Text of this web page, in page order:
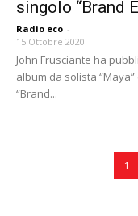
singolo “Brand
Radio eco -
15 Ottobre 2020
John Frusciante ha
album da solista
“Brand...
1